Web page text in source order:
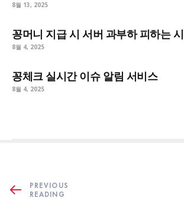
8월 13, 2025
꽁머니 지급 시 서버 과부하 피하는
8월 4, 2025
꽁체크 실시간 이슈 알림 서비스
8월 4, 2025
PREVIOUS
READING